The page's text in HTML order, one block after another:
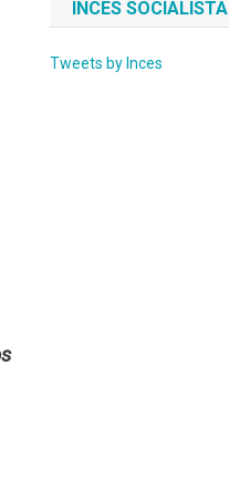
INCES SOCIALISTA
Tweets by Inces